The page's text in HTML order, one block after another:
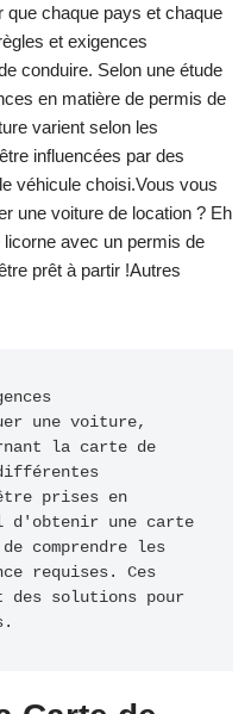
que chaque pays et chaque
et exigences
conduire. Selon une étude
en matière de permis de
varient selon les
influencées par des
véhicule choisi.Vous vous
une voiture de location ? Eh
licorne avec un permis de
prêt à partir !Autres
une voiture,
la carte de
prises en
d'obtenir une carte
comprendre les
requises. Ces
des solutions pour